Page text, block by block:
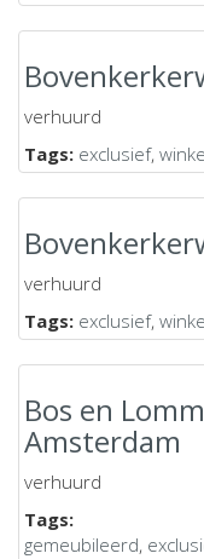
verhuurd
Tags: exclusief,
verhuurd
Tags: exclusief,
Bos en
Amsterdam
verhuurd
Tags:
gemeubileerd,